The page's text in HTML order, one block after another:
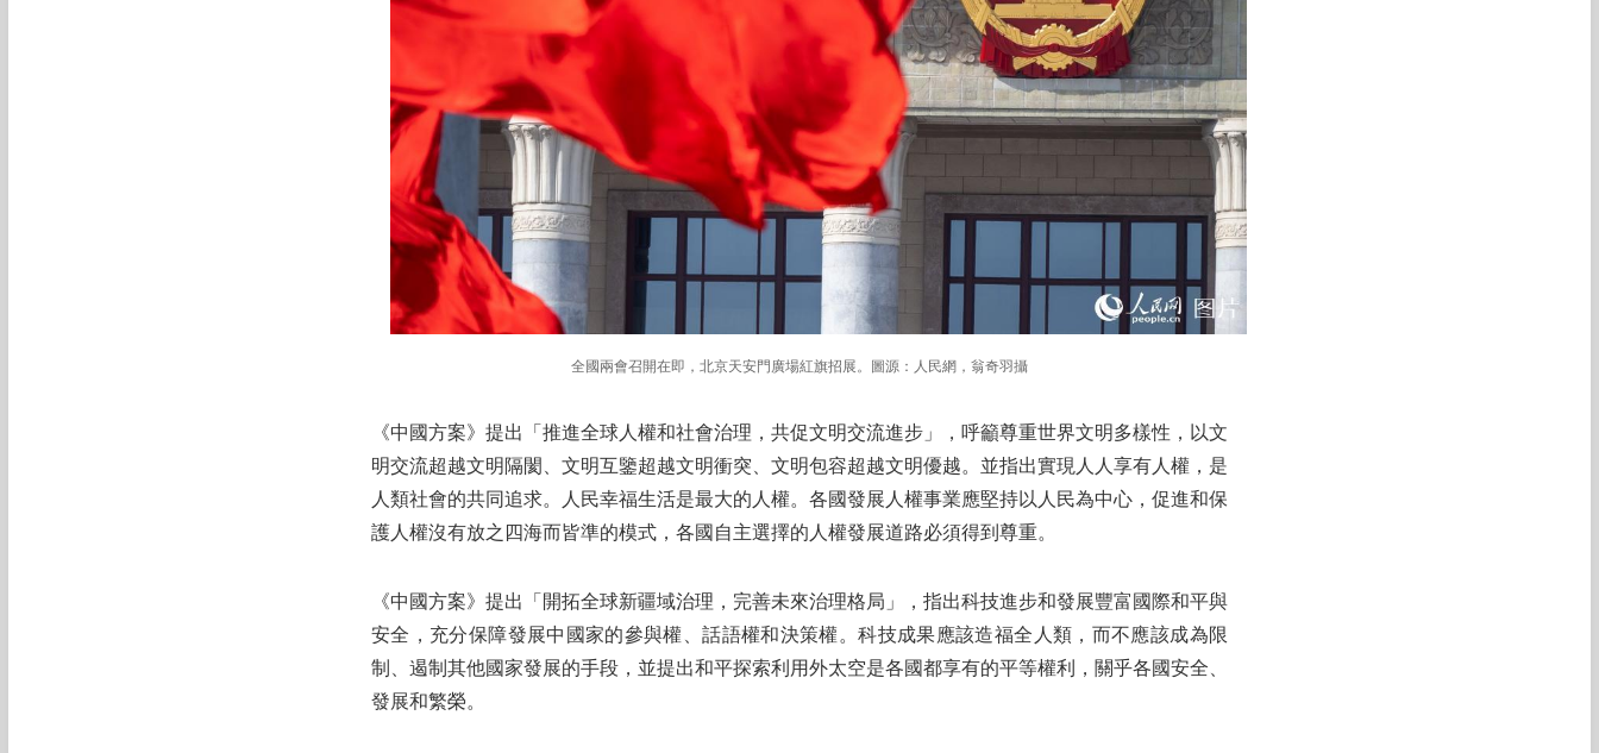
全國兩會召開在即，北京天安門廣場紅旗招展。圖源：人民網，翁奇羽攝
《中國方案》提出「推進全球人權和社會治理，共促文明交流進步」，呼籲尊重世界文明多樣性，以文
明交流超越文明隔閡、文明互鑒超越文明衝突、文明包容超越文明優越。並指出實現人人享有人權，是
人類社會的共同追求。人民幸福生活是最大的人權。各國發展人權事業應堅持以人民為中心，促進和保
護人權沒有放之四海而皆準的模式，各國自主選擇的人權發展道路必須得到尊重。
《中國方案》提出「開拓全球新疆域治理，完善未來治理格局」，指出科技進步和發展豐富國際和平與
安全，充分保障發展中國家的參與權、話語權和決策權。科技成果應該造福全人類，而不應該成為限
制、遏制其他國家發展的手段，並提出和平探索利用外太空是各國都享有的平等權利，關乎各國安全、
發展和繁榮。